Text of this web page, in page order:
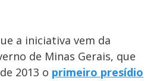
a iniciativa vem da
de Minas Gerais, que
2013 o primeiro presídio